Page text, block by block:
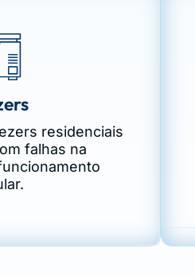
residenciais
falhas na